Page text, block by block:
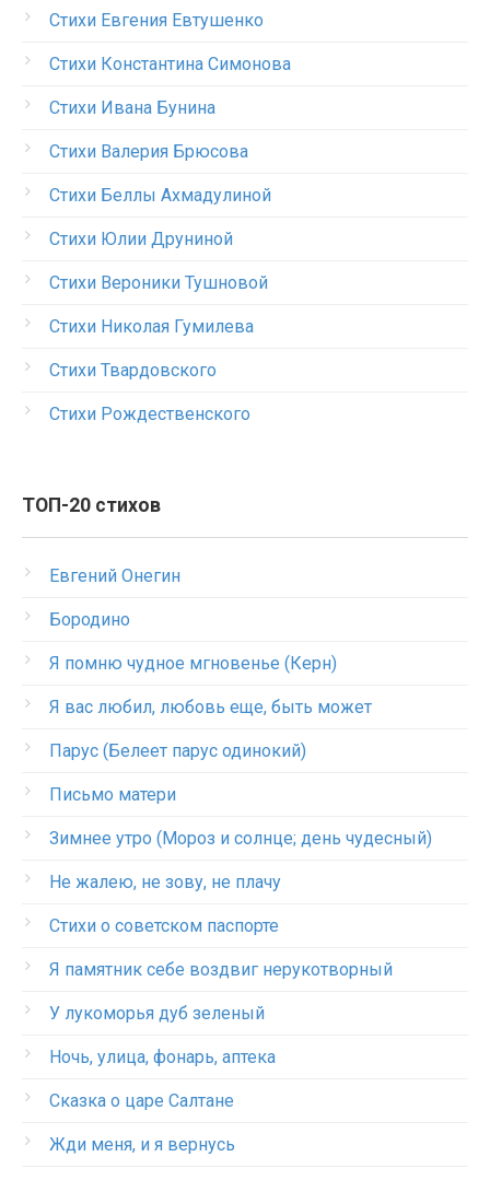
Стихи Евгения Евтушенко
Стихи Константина Симонова
Стихи Ивана Бунина
Стихи Валерия Брюсова
Стихи Беллы Ахмадулиной
Стихи Юлии Друниной
Стихи Вероники Тушновой
Стихи Николая Гумилева
Стихи Твардовского
Стихи Рождественского
ТОП-20 стихов
Евгений Онегин
Бородино
Я помню чудное мгновенье (Керн)
Я вас любил, любовь еще, быть может
Парус (Белеет парус одинокий)
Письмо матери
Зимнее утро (Мороз и солнце; день чудесный)
Не жалею, не зову, не плачу
Стихи о советском паспорте
Я памятник себе воздвиг нерукотворный
У лукоморья дуб зеленый
Ночь, улица, фонарь, аптека
Сказка о царе Салтане
Жди меня, и я вернусь